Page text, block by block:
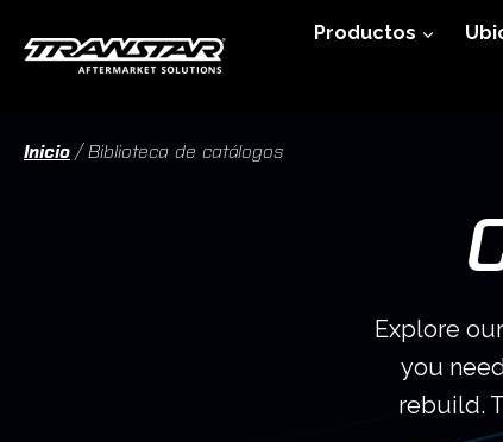
contenido
Productos
Inicio /Biblioteca de catálogos
Explore
you
rebuild.